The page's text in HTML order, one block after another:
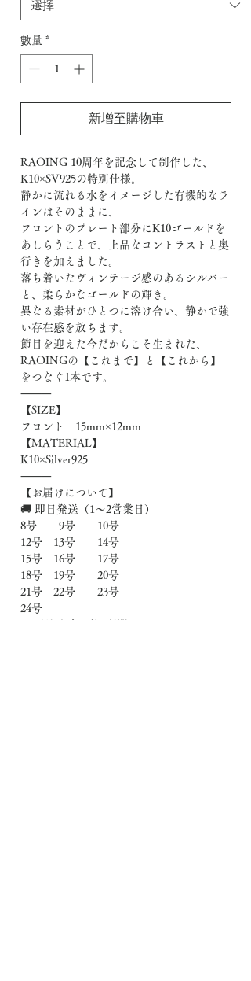
數量 *
新增至購物車
RAOING 10周年を記念して制作した、
K10×SV925の特別仕様。
静かに流れる水をイメージした有機的なラ
インはそのままに、
フロントのプレート部分にK10ゴールドを
あしらうことで、上品なコントラストと奥
行きを加えました。
落ち着いたヴィンテージ感のあるシルバー
と、柔らかなゴールドの輝き。
異なる素材がひとつに溶け合い、静かで強
い存在感を放ちます。
節目を迎えた今だからこそ生まれた、
RAOINGの【これまで】と【これから】
をつなぐ1本です。
⸻
【SIZE】
フロント 15mm×12mm
【MATERIAL】
K10×Silver925
⸻
【お届けについて】
🚚 即日発送（1〜2営業日）
8号 9号 10号
12号 13号 14号
15号 16号 17号
18号 19号 20号
21号 22号 23号
24号